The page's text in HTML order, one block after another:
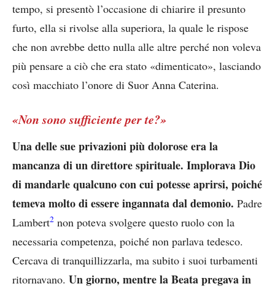
tempo, si presentò l’occasione di chiarire il presunto
furto, ella si rivolse alla superiora, la quale le rispose
che non avrebbe detto nulla alle altre perché non voleva
più pensare a ciò che era stato «dimenticato», lasciando
così macchiato l’onore di Suor Anna Caterina.
«Non sono sufficiente per te?»
Una delle sue privazioni più dolorose era la
mancanza di un direttore spirituale. Implorava Dio
di mandarle qualcuno con cui potesse aprirsi, poiché
temeva molto di essere ingannata dal demonio. Padre
Lambert2 non poteva svolgere questo ruolo con la
necessaria competenza, poiché non parlava tedesco.
Cercava di tranquillizzarla, ma subito i suoi turbamenti
ritornavano. Un giorno, mentre la Beata pregava in